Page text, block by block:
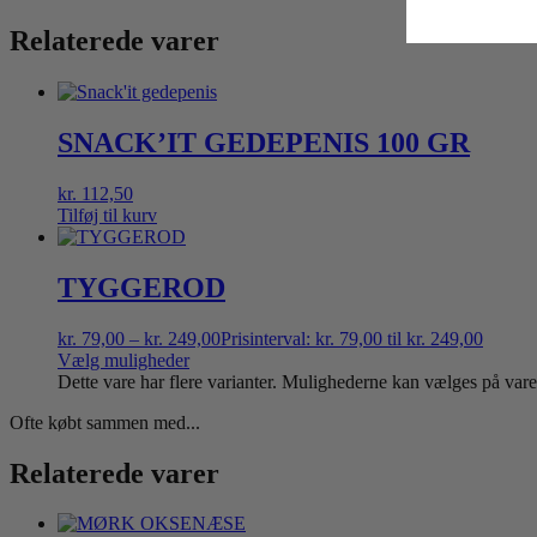
Relaterede varer
SNACK’IT GEDEPENIS 100 GR
kr. 112,50
Tilføj til kurv
TYGGEROD
kr. 79,00 – kr. 249,00Prisinterval: kr. 79,00 til kr. 249,00
Vælg muligheder
Dette vare har flere varianter. Mulighederne kan vælges på
Ofte købt sammen med...
Relaterede varer